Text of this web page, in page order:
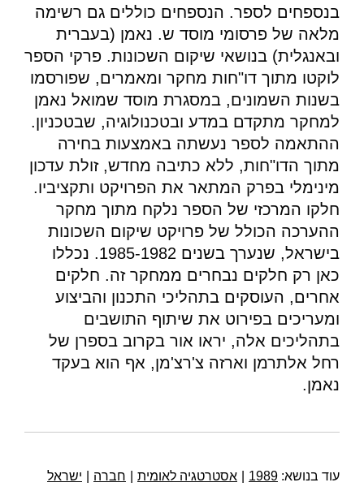
בנספחים לספר. הנספחים כוללים גם רשימה
מלאה של פרסומי מוסד ש. נאמן (בעברית
ובאנגלית) בנושאי שיקום השכונות. פרקי הספר
לוקטו מתוך דו"חות מחקר ומאמרים, שפורסמו
בשנות השמונים, במסגרת מוסד שמואל נאמן
למחקר מתקדם במדע ובטכנולוגיה, שבטכניון.
ההתאמה לספר נעשתה באמצעות בחירה
מתוך הדו"חות, ללא כתיבה מחדש, זולת עדכון
מינימלי בפרק המתאר את הפרויקט ותקציביו.
חלקו המרכזי של הספר נלקח מתוך מחקר
ההערכה הכולל של פרויקט שיקום השכונות
בישראל, שנערך בשנים 1985-1982. נכללו
כאן רק חלקים נבחרים ממחקר זה. חלקים
אחרים, העוסקים בתהליכי התכנון והביצוע
ומעריכים בפירוט את שיתוף התושבים
בתהליכים אלה, יראו אור בקרוב בספרן של
רחל אלתרמן וארזה צ'רצ'מן, אף הוא בעקד
נאמן.
עוד בנושא: 1989 אסטרטגיה לאומית חברה ישראל